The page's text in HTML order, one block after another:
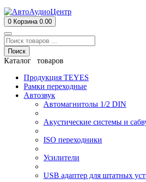
0 Корзина 0.00
Поиск
Каталог товаров
Продукция TEYES
Рамки переходные
Автозвук
Автомагнитолы 1/2 DIN
Акустические системы и
ISO переходники
Усилители
USB адаптер для штатных